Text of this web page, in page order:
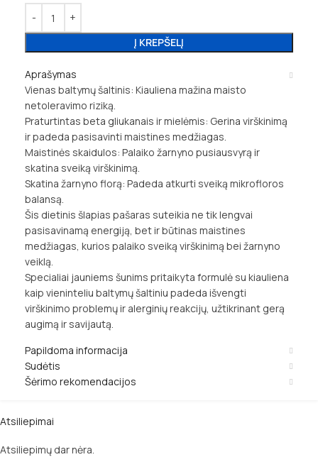
Į KREPŠELĮ
Aprašymas
Vienas baltymų šaltinis: Kiauliena mažina maisto
netoleravimo riziką.
Praturtintas beta gliukanais ir mielėmis: Gerina virškinimą
ir padeda pasisavinti maistines medžiagas.
Maistinės skaidulos: Palaiko žarnyno pusiausvyrą ir
skatina sveiką virškinimą.
Skatina žarnyno florą: Padeda atkurti sveiką mikrofloros
balansą.
Šis dietinis šlapias pašaras suteikia ne tik lengvai
pasisavinamą energiją, bet ir būtinas maistines
medžiagas, kurios palaiko sveiką virškinimą bei žarnyno
veiklą.
Specialiai jauniems šunims pritaikyta formulė su kiauliena
kaip vieninteliu baltymų šaltiniu padeda išvengti
virškinimo problemų ir alerginių reakcijų, užtikrinant gerą
augimą ir savijautą.
Papildoma informacija
Sudėtis
Šėrimo rekomendacijos
Atsiliepimai
Atsiliepimų dar nėra.